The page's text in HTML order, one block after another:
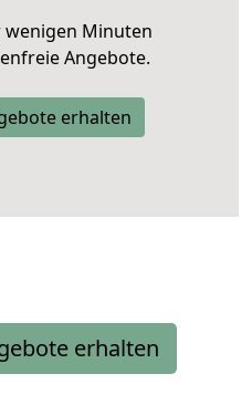
wenigen Minuten
Angebote.
erhalten
erhalten